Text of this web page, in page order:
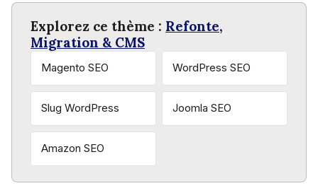
Explorez ce thème : Refonte,
Migration & CMS
Magento SEO WordPress SEO
Slug WordPress Joomla SEO
Amazon SEO